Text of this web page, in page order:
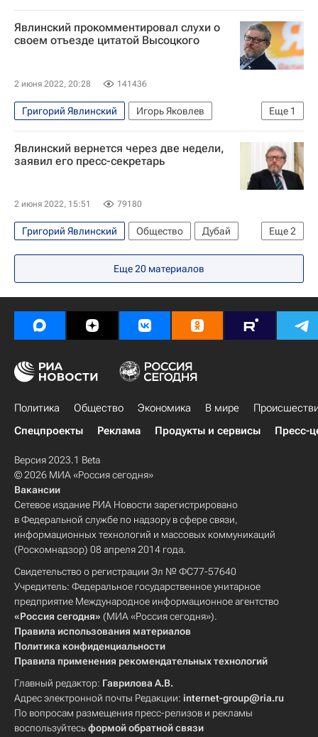
Явлинский прокомментировал слухи о
своем отъезде цитатой Высоцкого
2 июня 2022, 20:28 141436
Еще 1
Григорий Явлинский
Игорь Яковлев
Лондон
Явлинский вернется через две недели,
заявил его пресс-секретарь
2 июня 2022, 15:51 79180
Еще2
Григорий Явлинский Общество
Дубай
Лондон
Яблоко
Еще20 материалов
Политика Общество Экономика В мире
Спецпроекты
Реклама Продукты и сервисы Пресс-
Версия 2023.1 Beta
© 2026 МИА «Россия сегодня»
Вакансии
Сетевое издание РИА Новости зарегистрировано
в Федеральной службе по надзору в сфере связи,
информационных технологий и массовых коммуникаций
(Роскомнадзор) 08 апреля 2014 года.
Свидетельство о регистрации Эл № ФС77-57640
Учредитель: Федеральное государственное унитарное
предприятие Международное информационное агентство
«Россия сегодня» (МИА «Россия сегодня»).
Правила использования материалов
Политика конфиденциальности
Правила применения рекомендательных технологий
Главный редактор: Гаврилова А.В.
Адрес электронной почты Редакции: internet-group@ria.ru
По вопросам размещения пресс-релизов и рекламы
воспользуйтесьформой обратной связи